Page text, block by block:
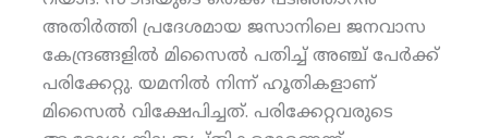
അതിര്‍ത്തി പ്രദേശമായ ജസാനിലെ ജനവാസ
കേന്ദ്രങ്ങളില്‍ മിസൈല്‍ പതിച്ച് അഞ്ച് പേര്‍ക്ക്
പരിക്കേറ്റു. യമനില്‍ നിന്ന് ഹൂതികളാണ്
മിസൈല്‍ വിക്ഷേപിച്ചത്. പരിക്കേറ്റവരുടെ